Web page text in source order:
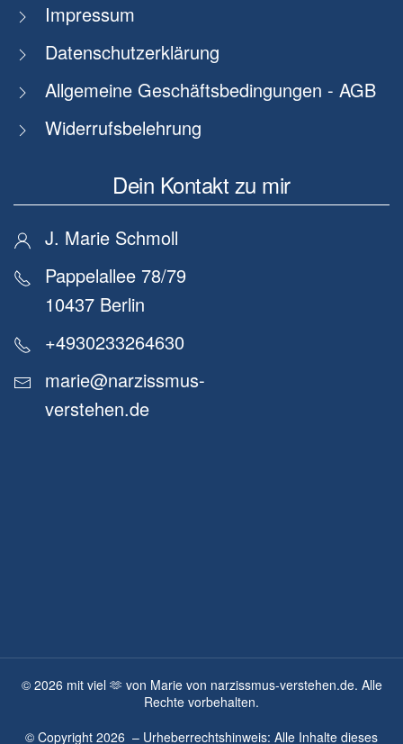
Impressum
Datenschutzerklärung
Allgemeine Geschäftsbedingungen - AGB
Widerrufsbelehrung
Dein Kontakt zu mir
J. Marie Schmoll
Pappelallee 78/79
10437 Berlin
+4930233264630
marie@narzissmus-
verstehen.de
© 2026 mit viel 🫶 von Marie von narzissmus-verstehen.de. Alle
Rechte vorbehalten.
© Copyright 2026 – Urheberrechtshinweis: Alle Inhalte dieses